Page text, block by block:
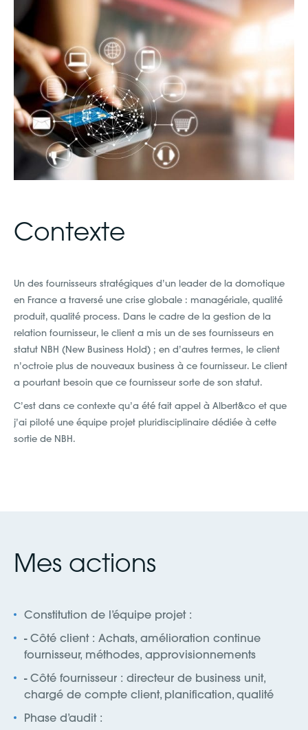
Contexte
Un des fournisseurs stratégiques d’un leader de la domotique
en France a traversé une crise globale : managériale, qualité
produit, qualité process. Dans le cadre de la gestion de la
relation fournisseur, le client a mis un de ses fournisseurs en
statut NBH (New Business Hold) ; en d’autres termes, le client
n’octroie plus de nouveaux business à ce fournisseur. Le client
a pourtant besoin que ce fournisseur sorte de son statut.
C’est dans ce contexte qu’a été fait appel à Albert&co et que
j’ai piloté une équipe projet pluridisciplinaire dédiée à cette
sortie de NBH.
Mes actions
Constitution de l’équipe projet :
- Côté client : Achats, amélioration continue
fournisseur, méthodes, approvisionnements
- Côté fournisseur : directeur de business unit,
chargé de compte client, planification, qualité
Phase d’audit :